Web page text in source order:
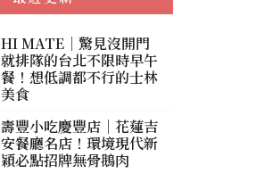
HI MATE｜驚見沒開門
就排隊的台北不限時早午
餐！想低調都不行的士林
美食
壽豐小吃慶豐店｜花蓮吉
安餐廳名店！環境現代新
穎必點招牌無骨鵝肉